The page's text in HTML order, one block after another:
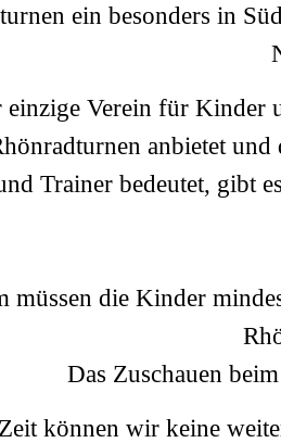
ein besonders in
Verein für Kinder
anbietet
Trainer bedeutet, gibt
müssen die Kinder
Das Zuschauen
können wir keine